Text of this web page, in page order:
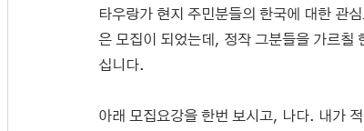
타우랑가 현지 주민분들의 한국에 대한 관
은 모집이 되었는데, 정작 그분들을 가르칠
십니다.
아래 모집요강을 한번 보시고, 나다. 내가